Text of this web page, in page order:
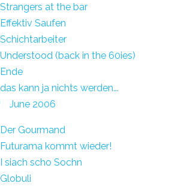
Strangers at the bar
Effektiv Saufen
Schichtarbeiter
Understood (back in the 60ies)
Ende
das kann ja nichts werden...
June 2006
Der Gourmand
Futurama kommt wieder!
I siach scho Sochn
Globuli